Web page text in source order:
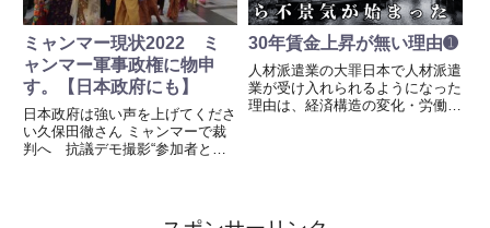
ミャンマー現状2022 ミ
ャンマー軍事政権に物申
す。【日本政府にも】
日本政府は強い声を上げてくださ
い久保田徹さん ミャンマーで裁
判へ 抗議デモ撮影“参加者とつ
前々政権でどれだけ支援してきた
30年賃金上昇が無い理由➊
人材派遣業の大罪日本で人材派遣
業が受け入れられるようになった
理由は、経済構造の変化・労働市